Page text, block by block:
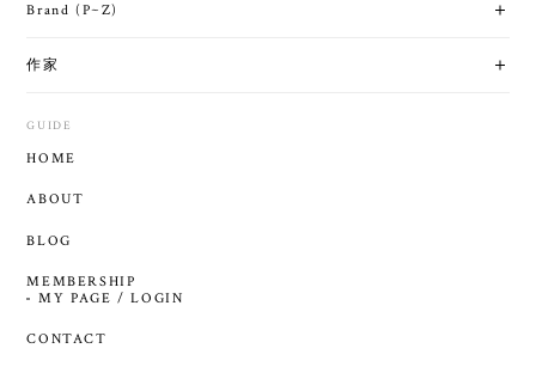
Brand (P~Z)
作家
GUIDE
HOME
ABOUT
BLOG
MEMBERSHIP
MY PAGE / LOGIN
CONTACT